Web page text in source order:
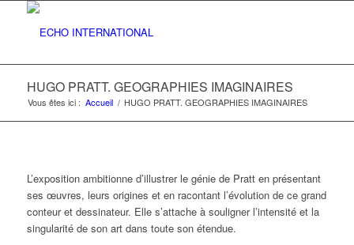
HUGO PRATT. GEOGRAPHIES IMAGINAIRES
Vous êtes ici : Accueil / HUGO PRATT. GEOGRAPHIES IMAGINAIRES
L’exposition ambitionne d’illustrer le génie de Pratt en présentant
ses œuvres, leurs origines et en racontant l’évolution de ce grand
conteur et dessinateur. Elle s’attache à souligner l’intensité et la
singularité de son art dans toute son étendue.